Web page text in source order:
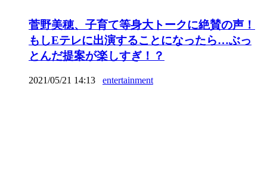
菅野美穂、子育て等身大トークに絶賛の声！
もしEテレに出演することになったら…ぶっ
とんだ提案が楽しすぎ！？
2021/05/21 14:13 entertainment